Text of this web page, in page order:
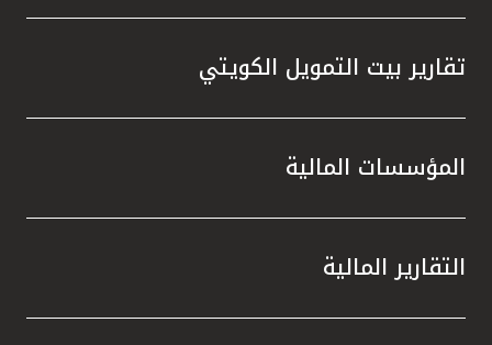
تقارير بيت التمويل الكويتي
المؤسسات المالية
التقارير المالية